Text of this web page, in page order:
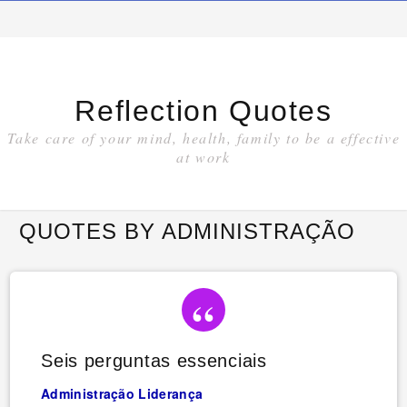
Reflection Quotes
Take care of your mind, health, family to be a effective
at work
QUOTES BY ADMINISTRAÇÃO
Seis perguntas essenciais
Administração Liderança